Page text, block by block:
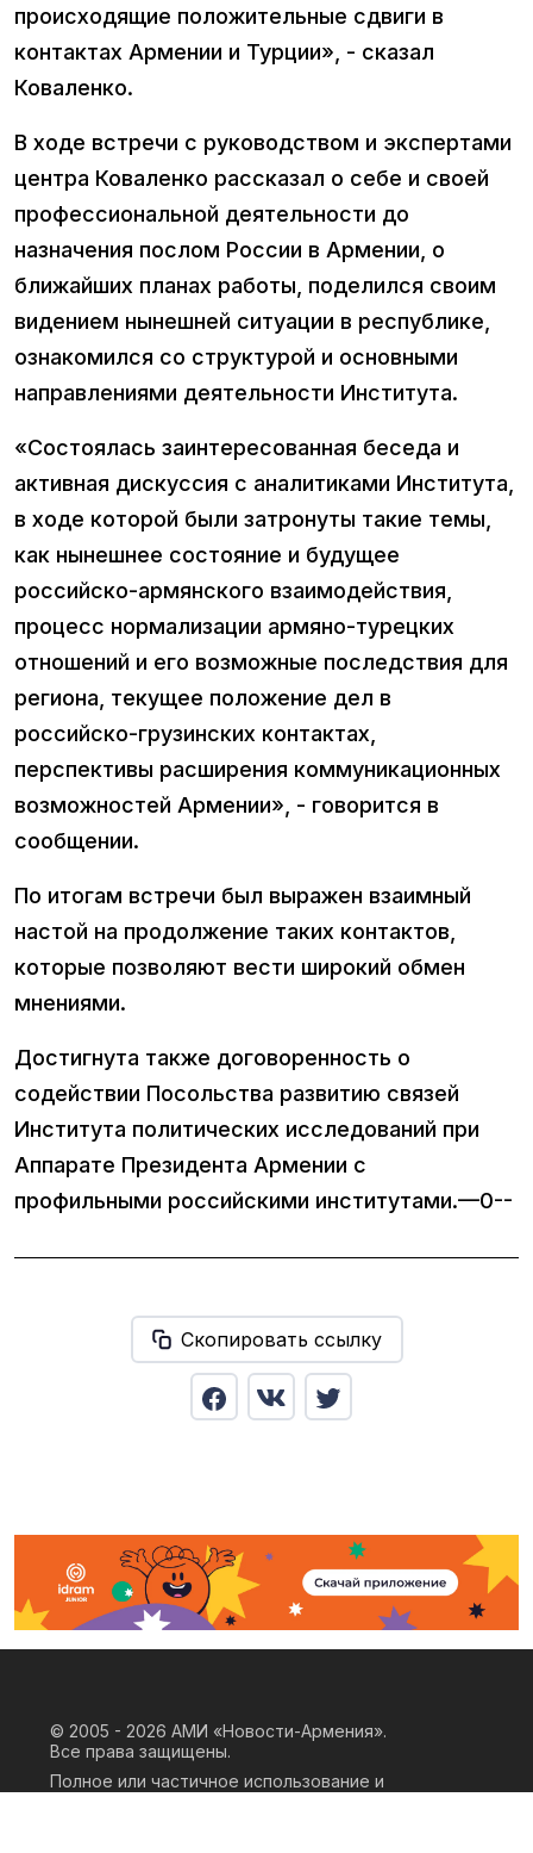
происходящие положительные сдвиги в
контактах Армении и Турции», - сказал
Коваленко.
В ходе встречи с руководством и экспертами
центра Коваленко рассказал о себе и своей
профессиональной деятельности до
назначения послом России в Армении, о
ближайших планах работы, поделился своим
видением нынешней ситуации в республике,
ознакомился со структурой и основными
направлениями деятельности Института.
«Состоялась заинтересованная беседа и
активная дискуссия с аналитиками Института,
в ходе которой были затронуты такие темы,
как нынешнее состояние и будущее
российско-армянского взаимодействия,
процесс нормализации армяно-турецких
отношений и его возможные последствия для
региона, текущее положение дел в
российско-грузинских контактах,
перспективы расширения коммуникационных
возможностей Армении», - говорится в
сообщении.
По итогам встречи был выражен взаимный
настой на продолжение таких контактов,
которые позволяют вести широкий обмен
мнениями.
Достигнута также договоренность о
содействии Посольства развитию связей
Института политических исследований при
Аппарате Президента Армении с
профильными российскими институтами.—0--
Скопировать ссылку
© 2005 - 2026 АМИ «Новости-Армения».
Все права защищены.
Полное или частичное использование и